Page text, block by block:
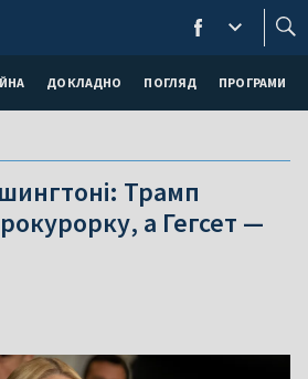
ДОКЛАДНО ПОГЛЯД ПРОГРАМИ
Трамп
а Гегсет —